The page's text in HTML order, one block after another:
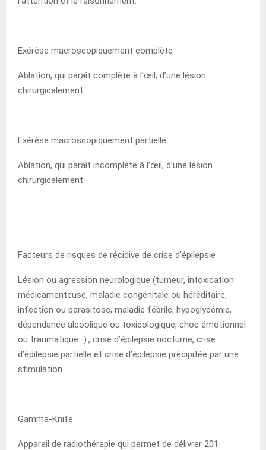
Exérèse macroscopiquement complète
Ablation, qui paraît complète à l’œil, d’une lésion
chirurgicalement.
Exérèse macroscopiquement partielle
Ablation, qui paraît incomplète à l’œil, d’une lésion
chirurgicalement.
Facteurs de risques de récidive de crise d’épilepsie
Lésion ou agression neurologique (tumeur, intoxication
médicamenteuse, maladie congénitale ou héréditaire,
infection ou parasitose, maladie fébrile, hypoglycémie,
dépendance alcoolique ou toxicologique, choc émotionnel
ou traumatique…)., crise d’épilepsie nocturne, crise
d’épilepsie partielle et crise d’épilepsie précipitée par une
stimulation.
Gamma-Knife
Appareil de radiothérapie qui permet de délivrer 201